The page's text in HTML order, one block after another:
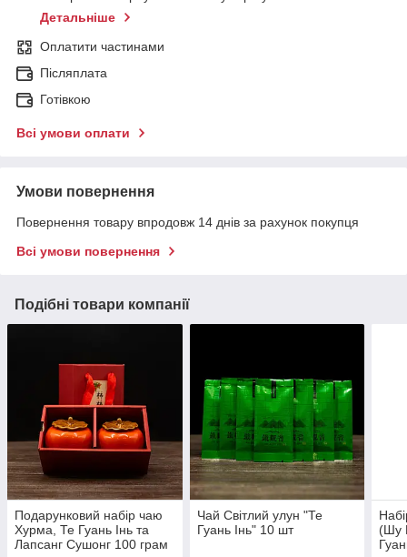
Детальніше
Оплатити частинами
Післяплата
Готівкою
Всі умови оплати
Умови повернення
Повернення товару впродовж 14 днів за рахунок покупця
Всі умови повернення
Подібні товари компанії
Подарунковий набір чаю
Хурма, Те Гуань Інь та
Лапсанг Сушонг 100 грам
Чай Світлий улун "Те
Гуань Інь" 10 шт
(Шу